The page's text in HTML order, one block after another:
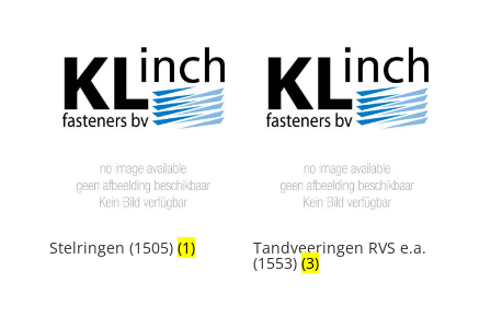
Stelringen (1505) (1) Tandveeringen RVS e.a.
(1553)(3)